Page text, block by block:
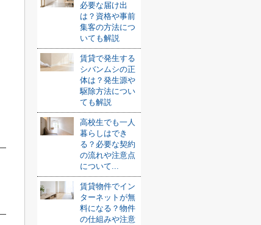
必要な届け出
は？資格や事前
集客の方法につ
いても解説
賃貸で発生する
シバンムシの正
体は？発生源や
駆除方法につい
ても解説
高校生でも一人
暮らしはでき
る？必要な契約
の流れや注意点
について...
賃貸物件でイン
ターネットが無
料になる？物件
の仕組みや注意